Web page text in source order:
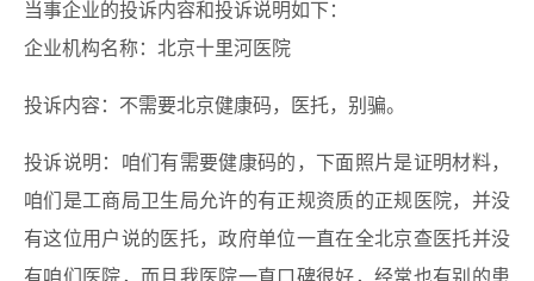
当事企业的投诉内容和投诉说明如下：
企业机构名称：北京十里河医院
投诉内容：不需要北京健康码，医托，别骗。
投诉说明：咱们有需要健康码的，下面照片是证明材料，
咱们是工商局卫生局允许的有正规资质的正规医院，并没
有这位用户说的医托，政府单位一直在全北京查医托并没